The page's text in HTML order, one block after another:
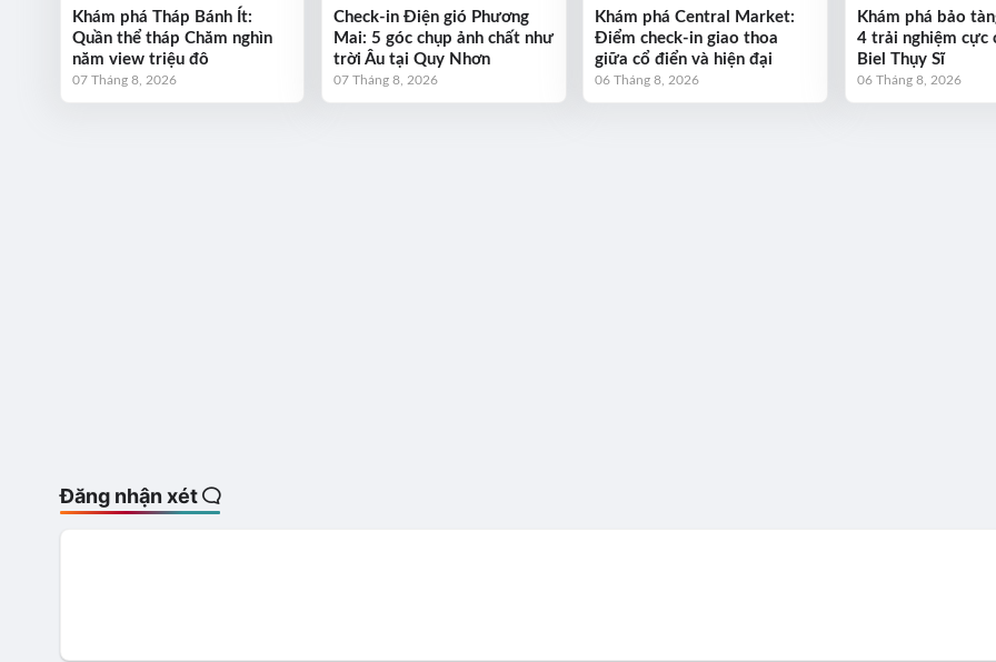
Khám phá Tháp Bánh Ít:
Quần thể tháp Chăm nghìn
năm view triệu đô
07 Tháng 8, 2026
Check-in Điện gió Phương
Mai: 5 góc chụp ảnh chất như
trời Âu tại Quy Nhơn
07 Tháng 8, 2026
Khám phá Central Market:
Điểm check-in giao thoa
giữa cổ điển và hiện đại
06 Tháng 8, 2026
Khám phá bảo
4 trải nghiệm cực
Biel Thụy Sĩ
06 Tháng 8, 2026
Đăng nhận xét